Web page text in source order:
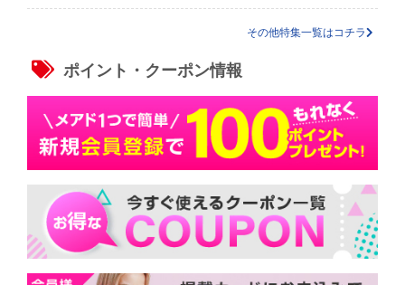
その他特集一覧はコチラ
ポイント・クーポン情報